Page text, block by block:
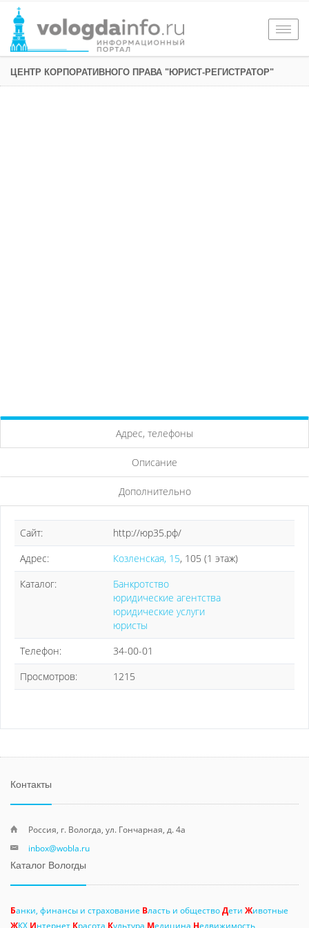
ЦЕНТР КОРПОРАТИВНОГО ПРАВА "ЮРИСТ-РЕГИСТРАТОР"
Адрес, телефоны
Описание
Дополнительно
Сайт:
http://юр35.рф/
Адрес:
Козленская, 15, 105 (1 этаж)
Каталог:
Банкротство
юридические агентства
юридические услуги
юристы
Телефон:
34-00-01
Просмотров:
1215
Контакты
Россия, г. Вологда, ул. Гончарная, д. 4а
inbox@wobla.ru
Каталог Вологды
Банки, финансы и страхование Власть и обществоДети Животные
ЖКХ Интернет Красота Культура Медицина Недвижимость